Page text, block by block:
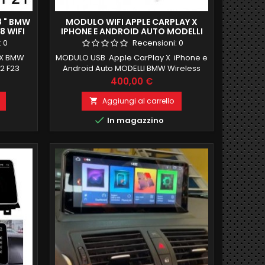
" BMW
WIFI
0
BMW
F23
2018
SIM
ROM
WIFI
MODULO WIFI APPLE CARPLAY X
IPHONE E ANDROID AUTO MODELLI
BMW (ANCHE INGRESSO CAMERE
POSTERIORE E ANTERIORE)
Recensioni:0
MODULO USB Apple CarPlay X iPhone e
Android Auto MODELLI BMW Wireless
Apple CarPlay Android X TUTTI I BMW
CIC NBT System Series 1 2 3 4 5 7 X1 X3
X4 X5 X6 X7 Mini I3 OBBLIGATORIO
INGRESSO AUX
Prezzo
400,00 €
 Aggiungi al carrello
 In magazzino